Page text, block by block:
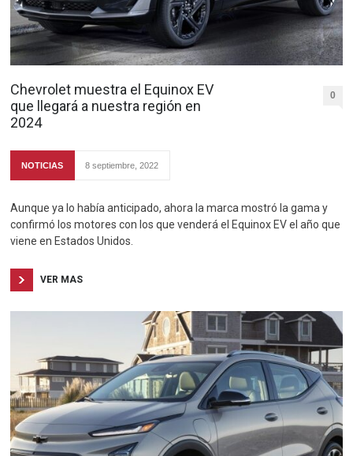
Chevrolet muestra el Equinox EV
que llegará a nuestra región en
2024
0
NOTICIAS 8 septiembre, 2022
Aunque ya lo había anticipado, ahora la marca mostró la gama y
confirmó los motores con los que venderá el Equinox EV el año que
viene en Estados Unidos.
VER MAS